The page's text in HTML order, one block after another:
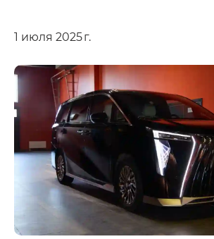
1 июля 2025 г.